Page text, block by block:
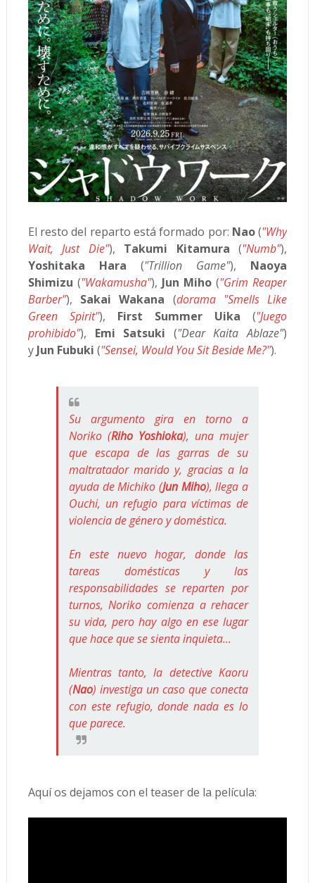
El resto del reparto está formado por: Nao("Why
Wait, Just Die"), Takumi Kitamura ("Numb"),
Yoshitaka Hara ("Trillion Game"), Naoya
Shimizu ("Wakamusha"), Jun Miho ("Grim Reaper
Barber"), Sakai Wakana (dorama "Smells Like
Green Spirit"), First Summer Uika ("Juego
prohibido"), Emi Satsuki ("Dear Kaita Ablaze")
y Jun Fubuki ("Sensei, Would You Sit Beside Me?").
Su argumento gira en torno a
Noriko (Riho Yoshioka), una mujer
que escapa de las garras de su
maltratador marido y, gracias a la
ayuda de Michiko (Jun Miho), llega a
Ouchi, un refugio para víctimas de
violencia de género y doméstica.
En este nuevo hogar, donde las
tareas domésticas y las
responsabilidades se reparten por
turnos, Noriko comienza a rehacer
su vida, pero hay algo en ese lugar
que hace que se sienta inquieta...
Mientras tanto, la detective Kaoru
(Nao) investiga un caso que conecta
con este refugio, donde nada es lo
que parece.
Aquí os dejamos con el teaser de la película: